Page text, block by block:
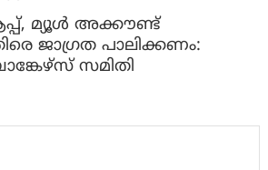
മ്യൂൾ അക്കൗണ്ട്
ജാ​ഗ്രത പാലിക്കണം:
സമിതി